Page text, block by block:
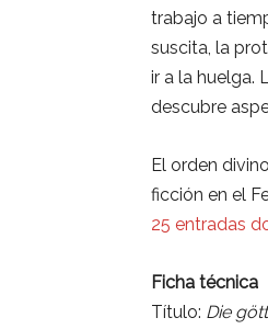
trabajo a
suscita, la
ir a la huelga.
descubre
El orden
ficción en el
25 entradas
Ficha técnica
Título: Die